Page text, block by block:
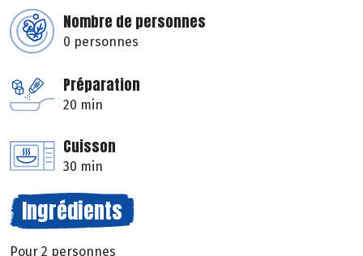
Nombre de personnes
0 personnes
Préparation
20 min
Cuisson
30 min
Ingrédients
Pour 2 personnes